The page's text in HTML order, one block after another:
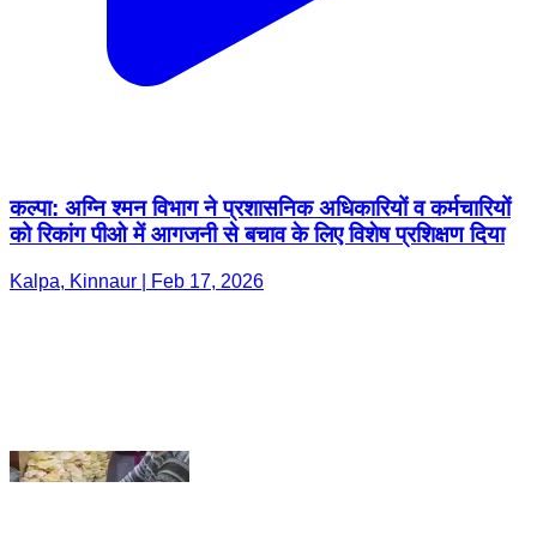
कल्पा: अग्नि श्मन विभाग ने प्रशासनिक अधिकारियों व कर्मचारियों